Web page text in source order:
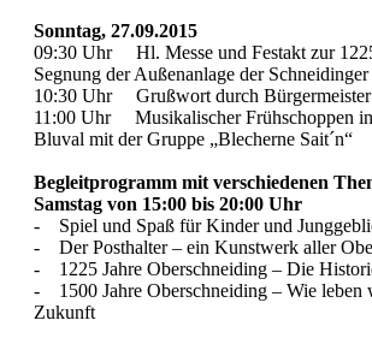
Sonntag, 27.09.2015
09:30 Uhr Hl. Messe und Festakt zur
Segnung der Außenanlage der
10:30 Uhr Grußwort durch
11:00 Uhr Musikalischer Frühschoppen
Bluval mit der Gruppe „Blecherne Sait´n“
Begleitprogramm mit verschiedenen
Samstag von 15:00 bis 20:00 Uhr
- Spiel und Spaß für Kinder und
- Der Posthalter – ein Kunstwerk aller
- 1225 Jahre Oberschneiding – Die
- 1500 Jahre Oberschneiding – Wie leben
Zukunft